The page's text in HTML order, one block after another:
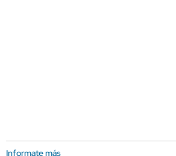
Informate más